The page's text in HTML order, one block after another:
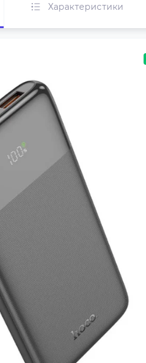
Характеристики